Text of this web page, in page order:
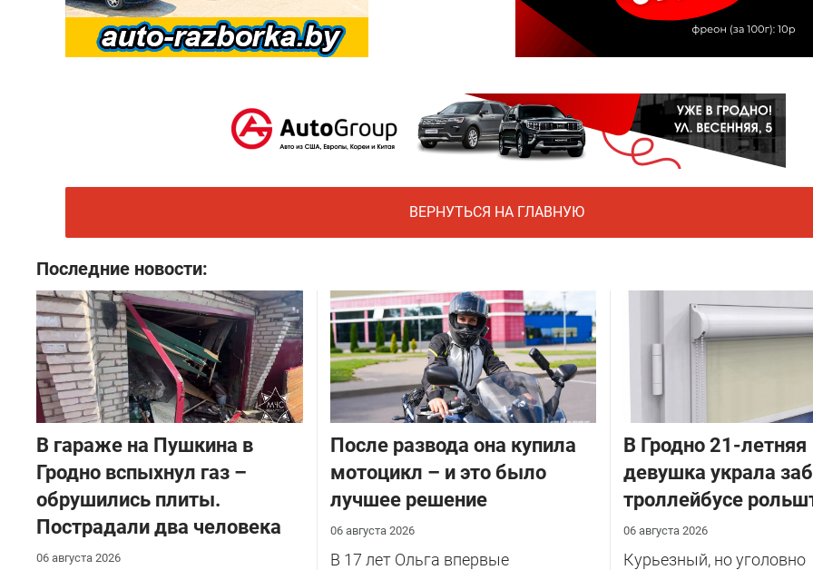
ВЕРНУТЬСЯ НА ГЛАВНУЮ
Последние новости:
В гараже на Пушкина в
Гродно вспыхнул газ –
обрушились плиты.
Пострадали два человека
06 августа 2026
После развода она купила
мотоцикл – и это было
лучшее решение
06 августа 2026
В 17 лет Ольга впервые
В Гродно 21-летняя
девушка украла
троллейбусе
06 августа 2026
Курьезный, но уголовно